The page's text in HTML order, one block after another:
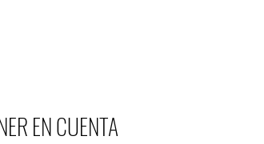
EN CUENTA